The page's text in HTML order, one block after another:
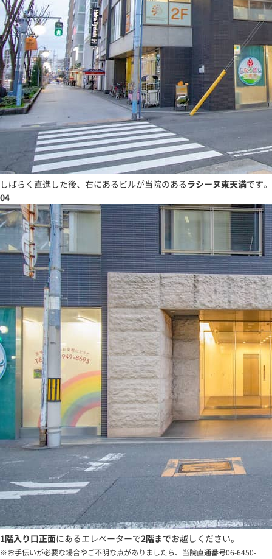
しばらく直進した後、右にあるビルが当院のあるラシーヌ東天満です。
04
1階入り口正面にあるエレベーターで2階までお越しください。
※お手伝いが必要な場合やご不明な点がありましたら、当院直通番号06-6450-